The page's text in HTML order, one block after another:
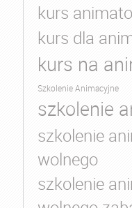
kurs
kurs dla
kurs na
Szkolenie Animacyjne
szkolenie
szkolenie
wolnego
szkolenie